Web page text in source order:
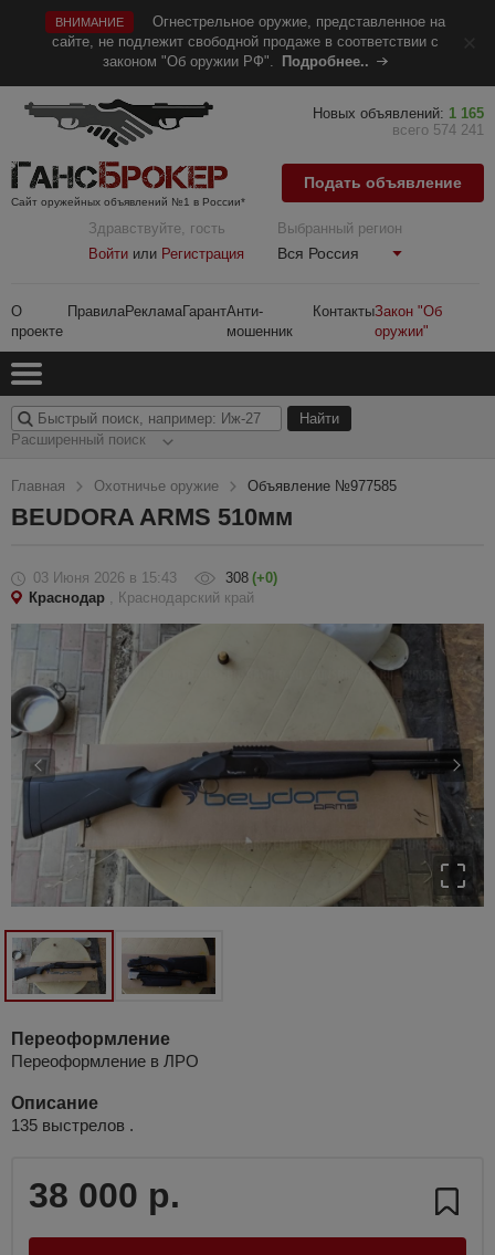
ВНИМАНИЕ
Огнестрельное оружие, представленное на
сайте, не подлежит свободной продаже в соответствии с
законом "Об оружии РФ".
Подробнее..
Сайт оружейных объявлений №1 в России*
Здравствуйте, гость
Войти или Регистрация
Выбранный регион
Вся Россия
О
проекте
ПравилаРекламаГарантАнти-
мошенник
КонтактыЗакон "Об
оружии"
Новых объявлений: 1 165
всего 574 241
Подать объявление
Расширенный поиск
Главная Охотничье оружие Объявление №977585
BEUDORA ARMS 510мм
03 Июня 2026 в 15:43 308 (+0)
Краснодар , Краснодарский край
Переоформление
Переоформление в ЛРО
Описание
135 выстрелов .
38 000 р.